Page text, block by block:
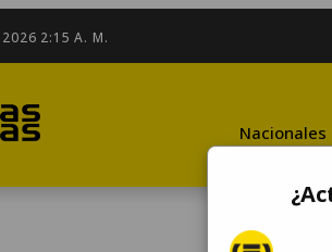
2026 2:15 A. M.
Nacionales